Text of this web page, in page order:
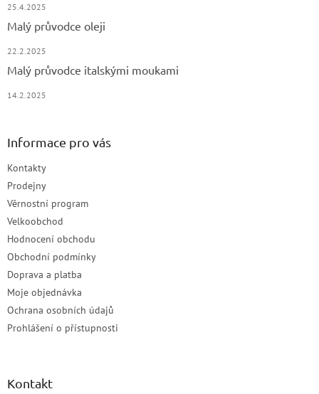
25.4.2025
Malý průvodce oleji
22.2.2025
Malý průvodce italskými moukami
14.2.2025
Informace pro vás
Kontakty
Prodejny
Věrnostní program
Velkoobchod
Hodnocení obchodu
Obchodní podmínky
Doprava a platba
Moje objednávka
Ochrana osobních údajů
Prohlášení o přístupnosti
Kontakt